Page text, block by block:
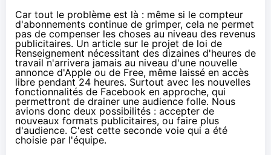
Car tout le problème est là : même si le compteur
d'abonnements continue de grimper, cela ne permet
pas de compenser les choses au niveau des revenus
publicitaires. Un article sur le projet de loi de
Renseignement nécessitant des dizaines d'heures de
travail n'arrivera jamais au niveau d'une nouvelle
annonce d'Apple ou de Free, même laissé en accès
libre pendant 24 heures. Surtout avec les nouvelles
fonctionnalités de Facebook en approche, qui
permettront de drainer une audience folle. Nous
avions donc deux possibilités : accepter de
nouveaux formats publicitaires, ou faire plus
d'audience. C'est cette seconde voie qui a été
choisie par l'équipe.